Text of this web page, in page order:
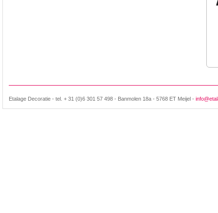
Etalage Decoratie - tel. + 31 (0)6 301 57 498 - Banmolen 18a - 5768 ET Meijel -